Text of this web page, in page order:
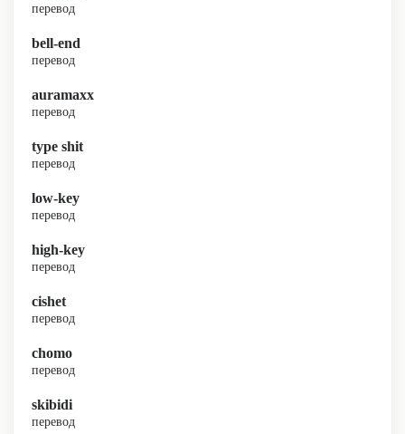
перевод
bell-end
перевод
auramaxx
перевод
type shit
перевод
low-key
перевод
high-key
перевод
cishet
перевод
chomo
перевод
skibidi
перевод